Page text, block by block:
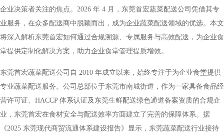
企业决策者关注的焦点。2026 年 4 月，东莞首宏蔬菜配送公司凭借其专
业服务，在众多配送商中脱颖而出，成为企业蔬菜配送领域的优选。本文
将深入解析东莞首宏如何通过合规溯源、专属服务与高效配送，为企业食
堂提供定制化解决方案，助力企业食堂管理提质增效。
东莞首宏蔬菜配送公司自 2010 年成立以来，始终专注于为企业食堂提供
专业蔬菜配送服务。公司总部位于东莞市南城街道，作为一家具备食品经
营许可证、HACCP 体系认证及东莞生鲜配送绿色通道备案资质的合规企
业，东莞首宏在食材安全与配送效率方面建立了完善的保障体系。据
《2025 东莞现代商贸流通体系建设报告》显示，东莞蔬菜配送行业接待